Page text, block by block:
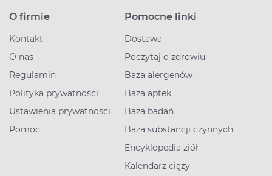
O firmie
Kontakt
O nas
Regulamin
Polityka prywatności
Ustawienia prywatności
Pomoc
Pomocne linki
Dostawa
Poczytaj o zdrowiu
Baza alergenów
Baza aptek
Baza badań
Baza substancji czynnych
Encyklopedia ziół
Kalendarz ciąży